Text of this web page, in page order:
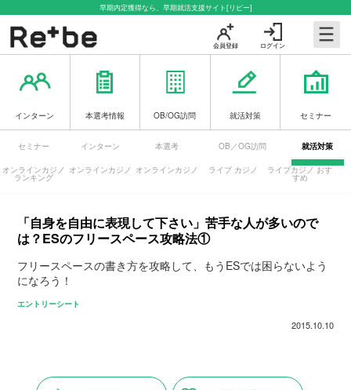
早期内定獲得なら、早期就活支援サイト[リビー]
ログイン
会員登録
インターン 本選考情報 OB/OG訪問 就活対策 セミナー
セミナー インターン 本選考 OB／OG訪問 就活対策
オンラインカジノ
ランキング
オンラインカジノ オンラインカジノ ライブ カジノ ライブカジノ おす
すめ
「自身を自由に表現して下さい」苦手な人が多いので
は？ESのフリースペース攻略法①
フリースペースの書き方を攻略して、もうESでは困らないよう
になろう！
エントリーシート
2015.10.10